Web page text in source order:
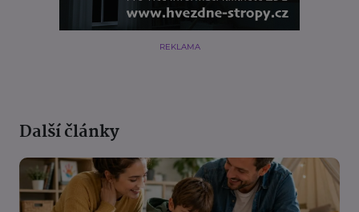
REKLAMA
Další články